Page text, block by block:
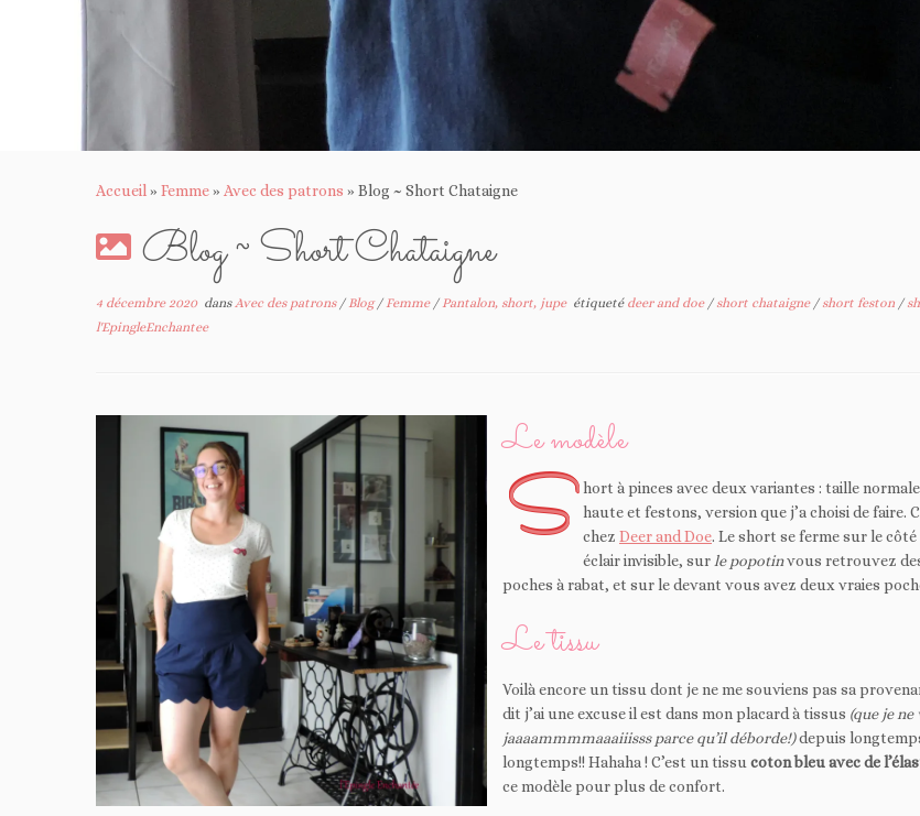
Accueil » Femme» Avec des patrons » Blog ~ Short Chataigne
Blog ~ Short Chataigne
4 décembre 2020dans Avec des patrons / Blog/ Femme / Pantalon, short, jupe étiqueté deer and doe / short chataigne / short feston /
l'EpingleEnchantee
Le modèle
S hort à pinces avec deux variantes : taille
haute et festons, version que j’a choisi de faire.
chez Deer and Doe. Le short se ferme sur le
éclair invisible, sur le popotinvous retrouvez
poches à rabat, et sur le devant vous avez deux vraies
Le tissu
Voilà encore un tissu dont je ne me souviens pas sa
dit j’ai une excuse il est dans mon placard à tissus (que je
jaaaammmmaaaiiisss parce qu’il déborde!)depuis
longtemps!! Hahaha ! C’est un tissu coton bleu avec de
ce modèle pour plus de confort.